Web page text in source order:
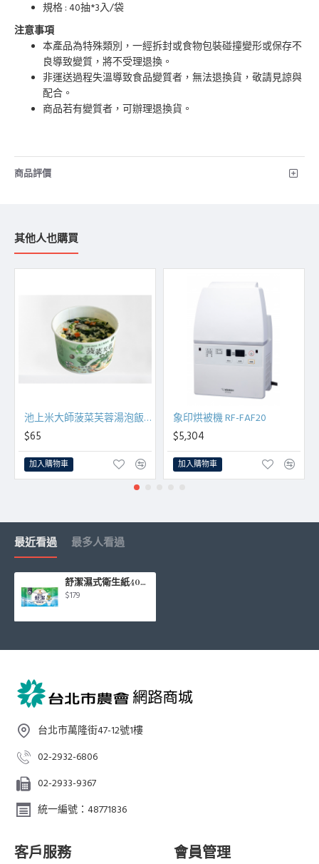
規格 : 40抽*3入/袋
注意事項
本產品為特殊類別，一經拆封或食物包裝碰撞變形或保存不
良導致變質，將不受理退換。
非運送過程失溫導致食品變質者，無法退換貨，敬請見諒與
配合。
商品若有變質者，可辦理退換貨。
商品評價
其他人也購買
池上米大師菠菜芙蓉湯泡飯123g/碗
$65
加入購物車
象印烘被機 RF-FAF20
$5,304
加入購物車
最近看過 最多人看過
舒潔濕式衛生紙40抽*3入/袋
$179
台北市萬隆街47-12號1樓
02-2932-6806
02-2933-9367
統一編號：48771836
客戶服務 會員管理